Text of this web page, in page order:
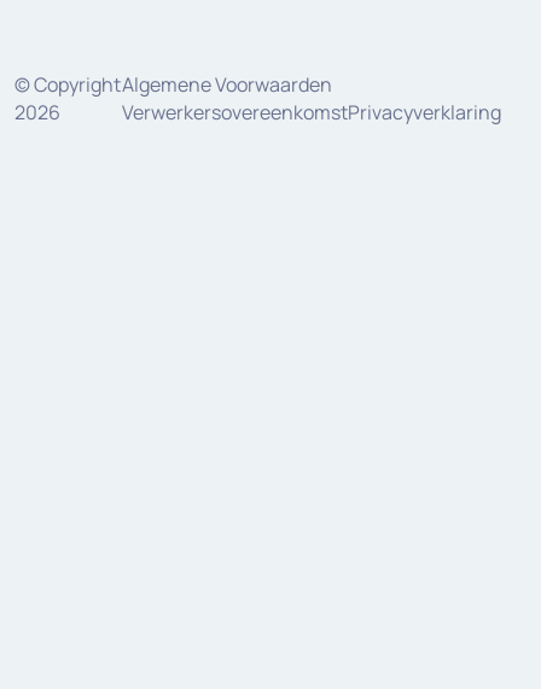
© Copyright
2026
Algemene Voorwaarden
VerwerkersovereenkomstPrivacyverklaring